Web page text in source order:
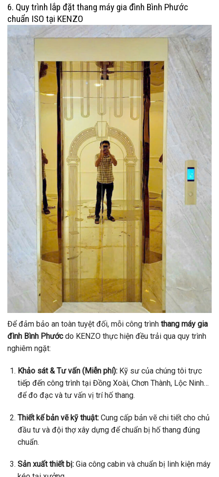
6. Quy trình lắp đặt thang máy gia đình Bình Phước
chuẩn ISO tại KENZO
Để đảm bảo an toàn tuyệt đối, mỗi công trình thang máy gia
đình Bình Phướcdo KENZO thực hiện đều trải qua quy trình
nghiêm ngặt:
Khảo sát & Tư vấn (Miễn phí):Kỹ sư của chúng tôi trực
tiếp đến công trình tại Đồng Xoài, Chơn Thành, Lộc Ninh…
để đo đạc và tư vấn vị trí hố thang.
Thiết kế bản vẽ kỹ thuật:Cung cấp bản vẽ chi tiết cho chủ
đầu tư và đội thợ xây dựng để chuẩn bị hố thang đúng
chuẩn.
Sản xuất thiết bị:Gia công cabin và chuẩn bị linh kiện máy